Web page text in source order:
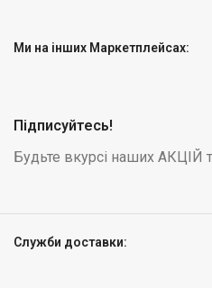
Ми на інших Маркетплейсах:
Підписуйтесь!
Будьте вкурсі наших
Служби доставки: